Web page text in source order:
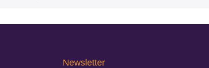
Newsletter